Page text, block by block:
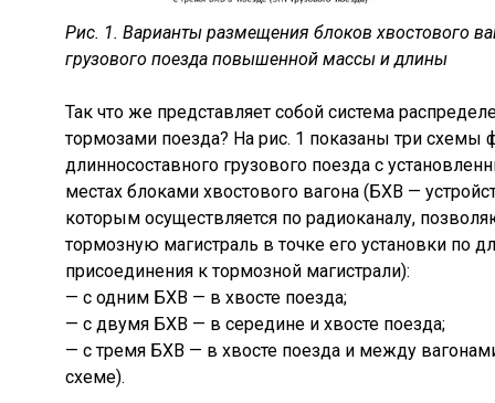
Рис. 1. Варианты размещения блоков хвостового
грузового поезда повышенной массы и длины
Так что же представляет собой система
тормозами поезда? На рис. 1 показаны три схемы
длинносоставного грузового поезда с
местах блоками хвостового вагона (БХВ —
которым осуществляется по радиоканалу,
тормозную магистраль в точке его установки по
присоединения к тормозной магистрали):
— с одним БХВ — в хвосте поезда;
— с двумя БХВ — в середине и хвосте поезда;
— с тремя БХВ — в хвосте поезда и между
схеме).